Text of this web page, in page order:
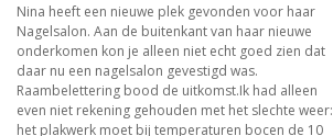
Nina heeft een nieuwe plek gevonden voor haar
Nagelsalon. Aan de buitenkant van haar nieuwe
onderkomen kon je alleen niet echt goed zien dat
daar nu een nagelsalon gevestigd was.
Raambelettering bood de uitkomst.Ik had alleen
even niet rekening gehouden met het slechte weer:
het plakwerk moet bij temperaturen bocen de 10